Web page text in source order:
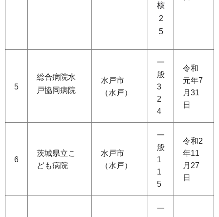
核
2
5
5
総合病院水
戸協同病院
水戸市
（水戸）
一
般
3
2
4
令和
元年7
月31
日
6
茨城県立こ
ども病院
水戸市
（水戸）
一
般
1
1
5
令和2
年11
月27
日
一